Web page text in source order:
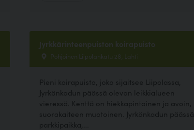
Jyrkkärinteenpuiston koirapuisto
Pohjoinen Liipolankatu 28, Lahti
Pieni koirapuisto, joka sijaitsee Liipolassa,
Jyrkänkadun päässä olevan leikkialueen
vieressä. Kenttä on hiekkapintainen ja avoin,
suorakaiteen muotoinen. Jyrkänkadun päässä
parkkipaikka,...